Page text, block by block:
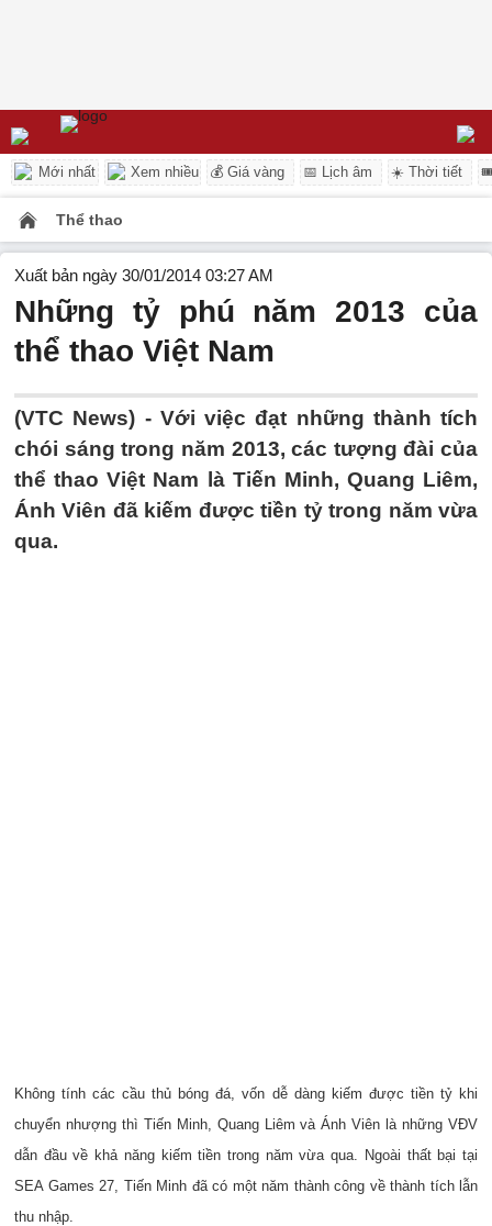
Mới nhất Xem nhiều 💰 Giá vàng 📅 Lịch âm ☀️ Thời tiết
Thể thao
Xuất bản ngày 30/01/2014 03:27 AM
Những tỷ phú năm 2013 của
thể thao Việt Nam
(VTC News) - Với việc đạt những thành tích
chói sáng trong năm 2013, các tượng đài của
thể thao Việt Nam là Tiến Minh, Quang Liêm,
Ánh Viên đã kiếm được tiền tỷ trong năm vừa
qua.
Không tính các cầu thủ bóng đá, vốn dễ dàng kiếm được tiền tỷ khi
chuyển nhượng thì Tiến Minh, Quang Liêm và Ánh Viên là những VĐV
dẫn đầu về khả năng kiếm tiền trong năm vừa qua. Ngoài thất bại tại
SEA Games 27, Tiến Minh đã có một năm thành công về thành tích lẫn
thu nhập.